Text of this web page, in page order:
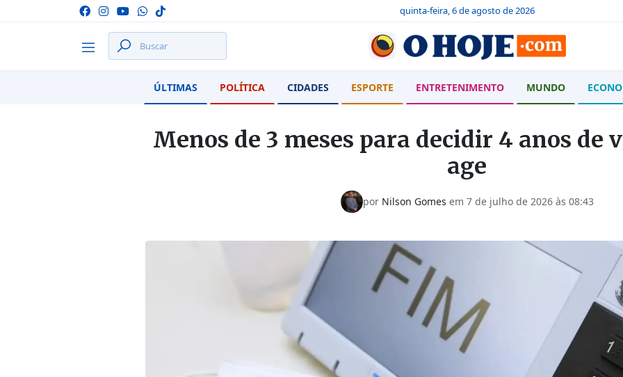
quinta-feira, 6 de agosto de 2026
ÚLTIMAS POLÍTICA CIDADES ESPORTE ENTRETENIMENTO MUNDO
Menos de 3 meses para decidir 4 anos de
age
por Nilson Gomes em 7 de julho de 2026 às 08:43